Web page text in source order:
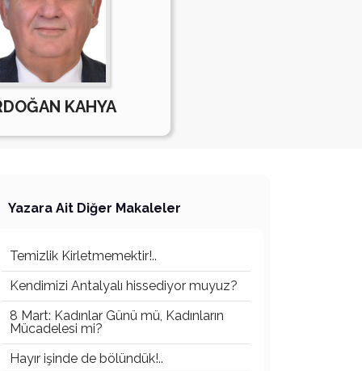
KAHYA
Yazara Ait Diğer Makaleler
Temizlik Kirletmemektir!..
Kendimizi Antalyalı hissediyor muyuz?
8 Mart: Kadınlar Günü mü, Kadınların
Mücadelesi mi?
Hayır işinde de bölündük!..